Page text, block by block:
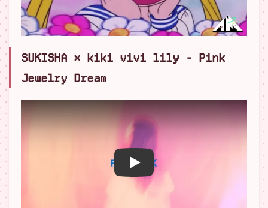
SUKISHA × kiki vivi lily - Pink
Jewelry Dream
播放 YouTube 影片